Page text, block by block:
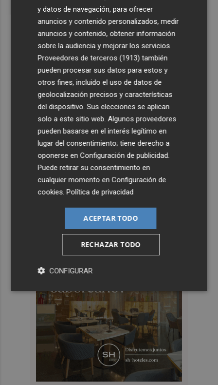
y datos de navegación, para ofrecer
anuncios y contenido personalizados, medir
anuncios y contenido, obtener información
sobre la audiencia y mejorar los servicios.
Proveedores de terceros (1913) también
pueden procesar sus datos para estos y
otros fines, incluido el uso de datos de
geolocalización precisos y características
del dispositivo. Sus elecciones se aplican
solo a este sitio web. Algunos proveedores
pueden basarse en el interés legítimo en
lugar del consentimiento; tiene derecho a
oponerse enConfiguración de publicidad
Puede retirar su consentimiento en
cualquier momento enConfiguración de
cookies .Política de privacidad
ACEPTAR TODO
RECHAZAR TODO
CONFIGURAR